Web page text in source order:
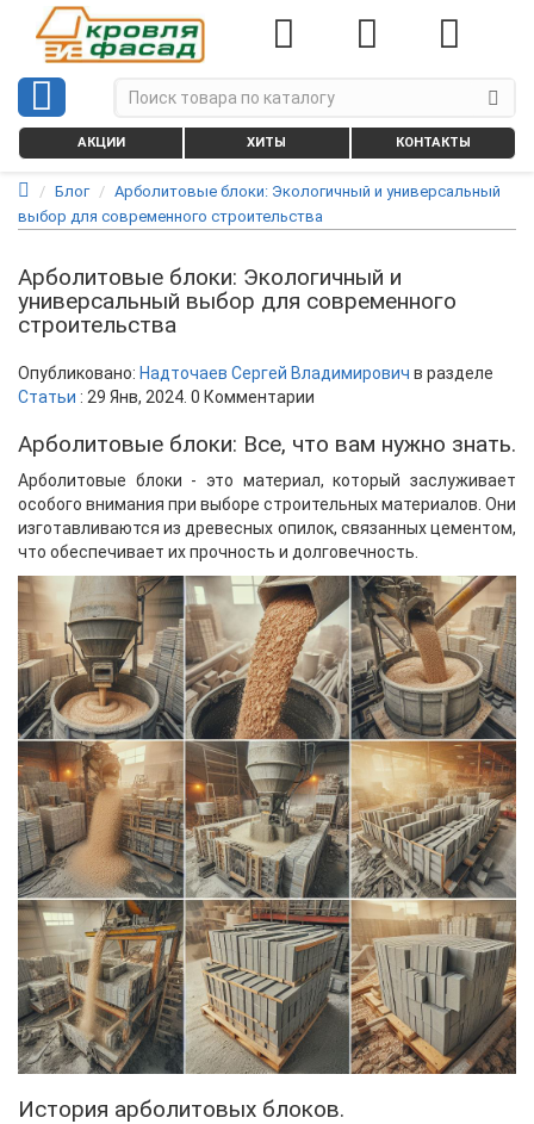
АКЦИИ ХИТЫ КОНТАКТЫ
Блог
Арболитовые блоки: Экологичный и универсальный
выбор для современного строительства
Арболитовые блоки: Экологичный и
универсальный выбор для современного
строительства
Опубликовано: Надточаев Сергей Владимирович в разделе
Статьи : 29 Янв, 2024 . 0 Комментарии
Арболитовые блоки: Все, что вам нужно знать.
Арболитовые блоки - это материал, который заслуживает
особого внимания при выборе строительных материалов. Они
изготавливаются из древесных опилок, связанных цементом,
что обеспечивает их прочность и долговечность.
История арболитовых блоков.